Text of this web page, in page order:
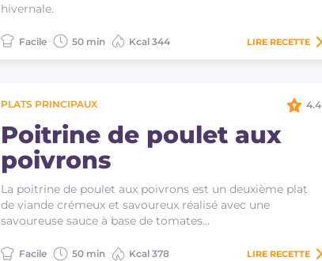
hivernale.
Facile 50 min Kcal 344 LIRE RECETTE
PLATS PRINCIPAUX
Poitrine de poulet aux
poivrons
La poitrine de poulet aux poivrons est un deuxième plat
de viande crémeux et savoureux réalisé avec une
savoureuse sauce à base de tomates…
4.4
Facile 50 min Kcal 378 LIRE RECETTE